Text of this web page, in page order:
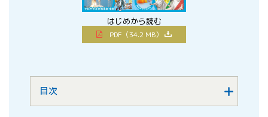
はじめから読む
PDF（34.2 MB）
目次